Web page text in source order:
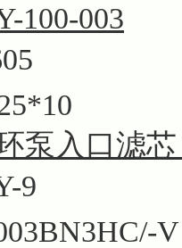
100-003
泵入口滤
9
V